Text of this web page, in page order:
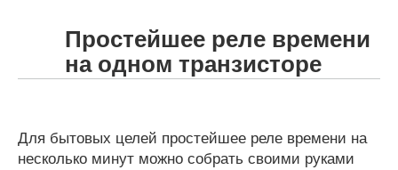
Простейшее реле времени
на одном транзисторе
Для бытовых целей простейшее реле времени на
несколько минут можно собрать своими руками